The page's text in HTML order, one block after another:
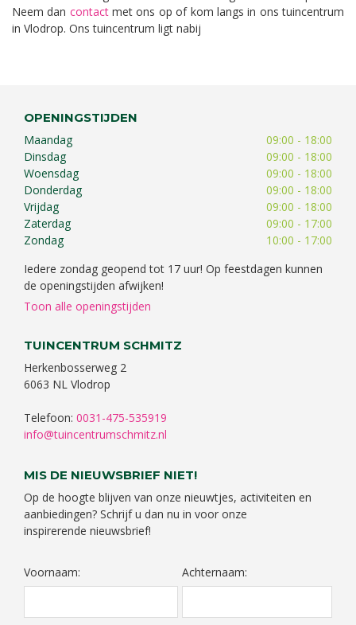
Neem dan contactmet ons op of kom langs in ons tuincentrum
in Vlodrop. Ons tuincentrum ligt nabij
OPENINGSTIJDEN
Maandag
09:00 - 18:00
Dinsdag
09:00 - 18:00
Woensdag
09:00 - 18:00
Donderdag
09:00 - 18:00
Vrijdag
09:00 - 18:00
Zaterdag
09:00 - 17:00
Zondag
10:00 - 17:00
Iedere zondag geopend tot 17 uur! Op feestdagen kunnen
de openingstijden afwijken!
Toon alle openingstijden
TUINCENTRUM SCHMITZ
Herkenbosserweg 2
6063 NL Vlodrop
Telefoon: 0031-475-535919
info@tuincentrumschmitz.nl
MIS DE NIEUWSBRIEF NIET!
Op de hoogte blijven van onze nieuwtjes, activiteiten en
aanbiedingen? Schrijf u dan nu in voor onze
inspirerende nieuwsbrief!
Voornaam: Achternaam: